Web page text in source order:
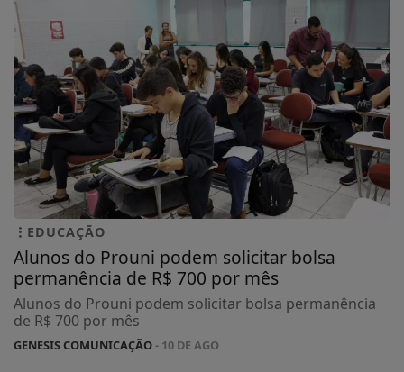
EDUCAÇÃO
Alunos do Prouni podem solicitar bolsa
permanência de R$ 700 por mês
Alunos do Prouni podem solicitar bolsa permanência
de R$ 700 por mês
GENESIS COMUNICAÇÃO- 10 DE AGO